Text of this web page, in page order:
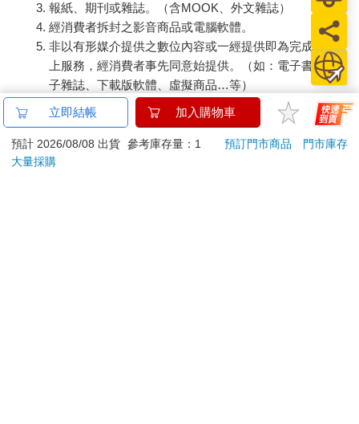
報紙、期刊或雜誌。（含MOOK、外文雜誌）
經消費者拆封之影音商品或電腦軟體。
非以有形媒介提供之數位內容或一經提供即為完成之線
上服務，經消費者事先同意始提供。（如：電子書、電
子雜誌、下載版軟體、虛擬商品…等）
已拆封之個人衛生用品。（如：內衣褲、刮鬍刀、除毛
刀…等）
若非上列種類商品，均享有到貨7天的猶豫期（含例假
日）。
立即結帳 加入購物車
預計 2026/08/08 出貨 參考庫存量：1 預訂門市商品
門市庫存
大量採購